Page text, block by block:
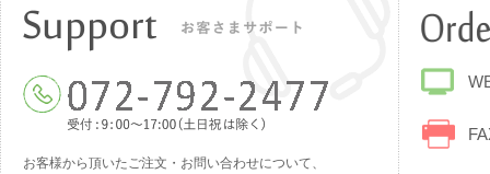
お客様から頂いたご注文・お問い合わせについて、